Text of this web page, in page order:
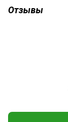
Отзывы